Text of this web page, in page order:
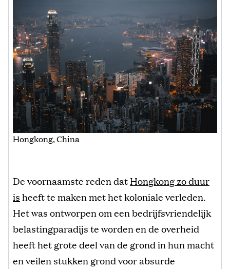
Hongkong, China
De voornaamste reden datHongkong zo duur
isheeft te maken met het koloniale verleden.
Het was ontworpen om een bedrijfsvriendelijk
belastingparadijs te worden en de overheid
heeft het grote deel van de grond in hun macht
en veilen stukken grond voor absurde